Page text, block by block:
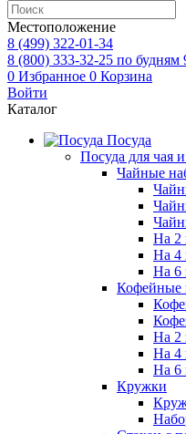
Местоположение
8 (499) 322-01-34
8 (800) 333-32-25 по будням
0 Избранное 0 Корзина
Войти
Каталог
Посуда
Посуда для чая
Чайные
На 2
На 4
На 6
Кофейные
На 2
На 4
На 6
Кружки